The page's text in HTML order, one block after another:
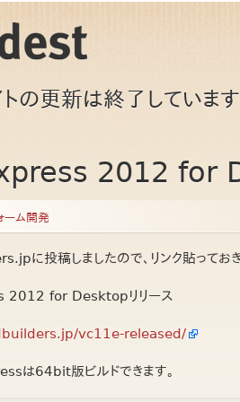
トの更新は終了していま
2012 for
ーム開発
に投稿しましたので、リンク貼っておき
2012 for Desktopリリース
vc11e-released/
は64bit版ビルドできます。